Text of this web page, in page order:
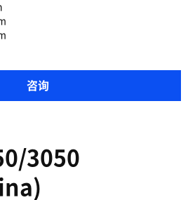
咨询
3050